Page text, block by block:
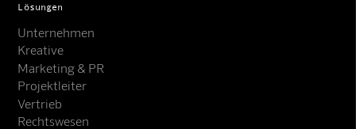
Lösungen
Unternehmen
Kreative
Marketing & PR
Projektleiter
Vertrieb
Rechtswesen